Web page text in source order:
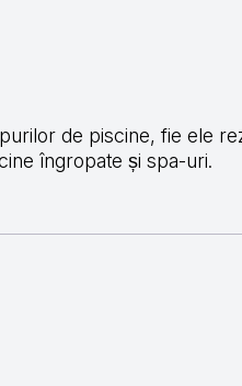
de piscine, fie ele
îngropate și spa-uri.